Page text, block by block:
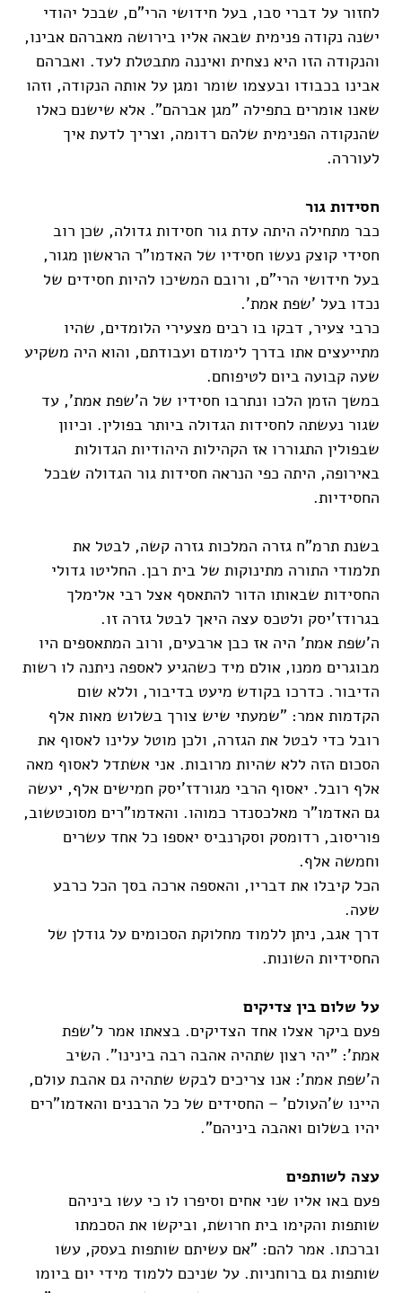
לחזור על דברי סבו, בעל חידושי הרי"ם, שבכל יהודי
ישנה נקודה פנימית שבאה אליו בירושה מאברהם אבינו,
והנקודה הזו היא נצחית ואיננה מתבטלת לעד. ואברהם
אבינו בכבודו ובעצמו שומר ומגן על אותה הנקודה, וזהו
שאנו אומרים בתפילה "מגן אברהם". אלא שישנם כאלו
שהנקודה הפנימית שלהם רדומה, וצריך לדעת איך
לעוררה.
חסידות גור
כבר מתחילה היתה עדת גור חסידות גדולה, שכן רוב
חסידי קוצק נעשו חסידיו של האדמו"ר הראשון מגור,
בעל חידושי הרי"ם, ורובם המשיכו להיות חסידים של
נכדו בעל 'שפת אמת'.
כרבי צעיר, דבקו בו רבים מצעירי הלומדים, שהיו
מתייעצים אתו בדרך לימודם ועבודתם, והוא היה משקיע
שעה קבועה ביום לטיפוחם.
במשך הזמן הלכו ונתרבו חסידיו של ה'שפת אמת', עד
שגור נעשתה לחסידות הגדולה ביותר בפולין. וכיוון
שבפולין התגוררו אז הקהילות היהודיות הגדולות
באירופה, היתה כפי הנראה חסידות גור הגדולה שבכל
החסידיות.
בשנת תרמ"ח גזרה המלכות גזרה קשה, לבטל את
תלמודי התורה מתינוקות של בית רבן. החליטו גדולי
החסידות שבאותו הדור להתאסף אצל רבי אלימלך
בגרודז'יסק ולטכס עצה היאך לבטל גזרה זו.
ה'שפת אמת' היה אז כבן ארבעים, ורוב המתאספים היו
מבוגרים ממנו, אולם מיד כשהגיע לאספה ניתנה לו רשות
הדיבור. כדרכו בקודש מיעט בדיבור, וללא שום
הקדמות אמר: "שמעתי שיש צורך בשלוש מאות אלף
רובל כדי לבטל את הגזרה, ולכן מוטל עלינו לאסוף את
הסכום הזה ללא שהיות מרובות. אני אשתדל לאסוף מאה
אלף רובל. יאסוף הרבי מגורדז'יסק חמישים אלף, יעשה
גם האדמו"ר מאלכסנדר כמוהו. והאדמו"רים מסוכטשוב,
פוריסוב, רדומסק וסקרנביס יאספו כל אחד עשרים
וחמשה אלף.
הכל קיבלו את דבריו, והאספה ארכה בסך הכל כרבע
שעה.
דרך אגב, ניתן ללמוד מחלוקת הסכומים על גודלן של
החסידיות השונות.
על שלום בין צדיקים
פעם ביקר אצלו אחד הצדיקים. בצאתו אמר ל'שפת
אמת': "יהי רצון שתהיה אהבה רבה בינינו". השיב
ה'שפת אמת': אנו צריכים לבקש שתהיה גם אהבת עולם,
היינו ש'העולם' – החסידים של כל הרבנים והאדמו"רים
יהיו בשלום ואהבה ביניהם".
עצה לשותפים
פעם באו אליו שני אחים וסיפרו לו כי עשו ביניהם
שותפות והקימו בית חרושת, וביקשו את הסכמתו
וברכתו. אמר להם: "אם עשיתם שותפות בעסק, עשו
שותפות גם ברוחניות. על שניכם ללמוד מידי יום ביומו